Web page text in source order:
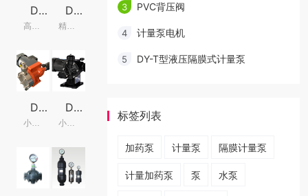
DZ-Z柱塞计量泵
高压计量泵
DK机械驱动隔膜计量泵
精密机械定量泵
DJW机械隔膜计量泵
小型机械隔膜计量泵
DJL机械隔膜计量泵
小型计量隔膜泵
3 PVC背压阀
4 计量泵电机
5 DY-T型液压隔膜式计量泵
标签列表
加药泵 计量泵 隔膜计量泵
计量加药泵 泵 水泵